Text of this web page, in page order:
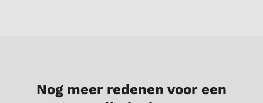
Nog meer redenen voor een